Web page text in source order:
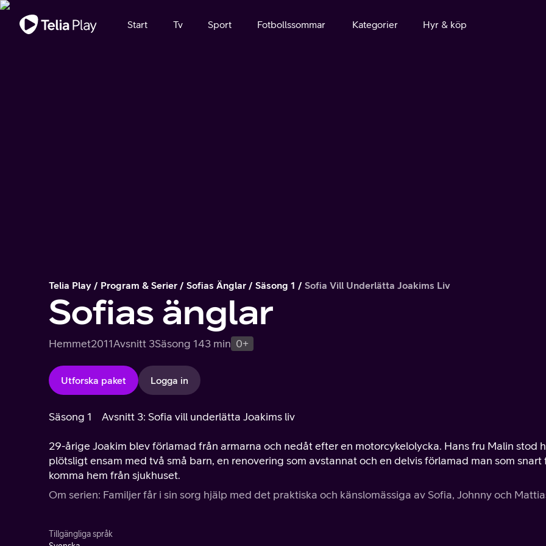
Viktigt meddelande
Start Tv Sport Fotbollssommar Kategorier Hyr & köp
Telia Play Program & Serier Sofias Änglar Säsong 1 Sofia Vill Underlätta Joakims Liv
Sofias änglar
Hemmet2011Avsnitt 3Säsong 143 min 0+
Utforska paket Logga in
Säsong 1 Avsnitt 3: Sofia vill underlätta Joakims liv
29-årige Joakim blev förlamad från armarna och nedåt efter en motorcykelolycka. Hans fru Malin stod
plötsligt ensam med två små barn, en renovering som avstannat och en delvis förlamad man som snart
komma hem från sjukhuset.
Om serien: Familjer får i sin sorg hjälp med det praktiska och känslomässiga av Sofia, Johnny och
Tillgängliga språk